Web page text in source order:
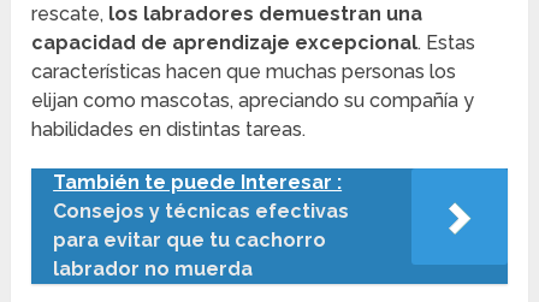
rescate, los labradores demuestran una
capacidad de aprendizaje excepcional. Estas
características hacen que muchas personas los
elijan como mascotas, apreciando su compañía y
habilidades en distintas tareas.
También te puede Interesar :
Consejos y técnicas efectivas
para evitar que tu cachorro
labrador no muerda